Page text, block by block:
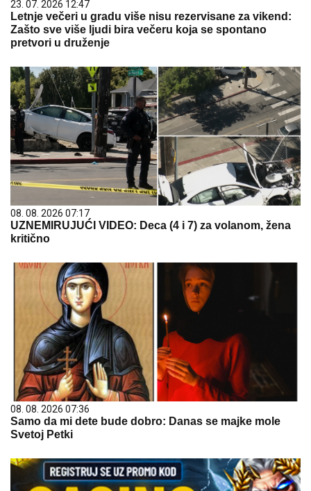
23. 07. 2026 12:47
Letnje večeri u gradu više nisu rezervisane za vikend:
Zašto sve više ljudi bira večeru koja se spontano
pretvori u druženje
08. 08. 2026 07:17
UZNEMIRUJUĆI VIDEO: Deca (4 i 7) za volanom, žena
kritično
08. 08. 2026 07:36
Samo da mi dete bude dobro: Danas se majke mole
Svetoj Petki